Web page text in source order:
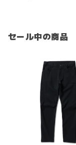
セール中の商品